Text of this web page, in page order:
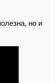
но и